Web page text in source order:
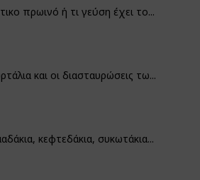
πρωινό ή τι γεύση έχει το...
και οι διασταυρώσεις τω...
κεφτεδάκια, συκωτάκια...